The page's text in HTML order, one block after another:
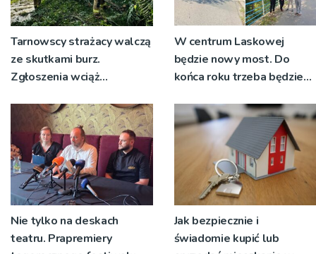
Tarnowscy strażacy walczą
ze skutkami burz.
Zgłoszenia wciąż
W centrum Laskowej
będzie nowy most. Do
końca roku trzeba będzie
Nie tylko na deskach
teatru. Prapremiery
Jak bezpiecznie i
świadomie kupić lub